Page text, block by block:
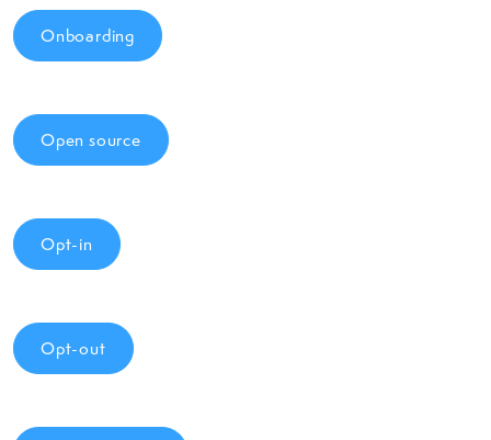
Onboarding
Open source
Opt-in
Opt-out